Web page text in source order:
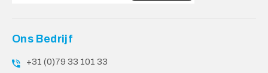
Ons Bedrijf
+31 (0)79 33 101 33